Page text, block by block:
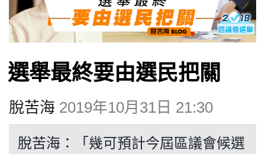
時事
觀點
博客
選舉最終要由選民把關
脫苦海 2019年10月31日 21:30
脫苦海：「幾可預計今屆區議會候選